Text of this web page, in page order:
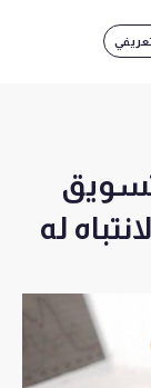
له